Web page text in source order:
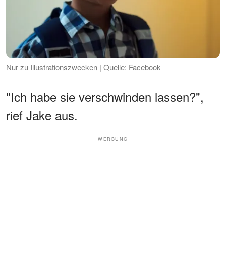
Nur zu Illustrationszwecken | Quelle: Facebook
"Ich habe sie verschwinden lassen?",
rief Jake aus.
WERBUNG